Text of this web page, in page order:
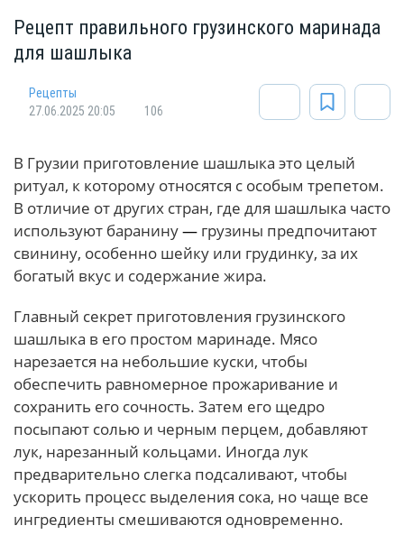
Рецепт правильного грузинского маринада
для шашлыка
Рецепты
27.06.2025 20:05
106
В Грузии приготовление шашлыка это целый
ритуал, к которому относятся с особым трепетом.
В отличие от других стран, где для шашлыка часто
используют баранину— грузины предпочитают
свинину, особенно шейку или грудинку, за их
богатый вкус и содержание жира.
Главный секрет приготовления грузинского
шашлыка в его простом маринаде. Мясо
нарезается на небольшие куски, чтобы
обеспечить равномерное прожаривание и
сохранить его сочность. Затем его щедро
посыпают солью и черным перцем, добавляют
лук, нарезанный кольцами. Иногда лук
предварительно слегка подсаливают, чтобы
ускорить процесс выделения сока, но чаще все
ингредиенты смешиваются одновременно.